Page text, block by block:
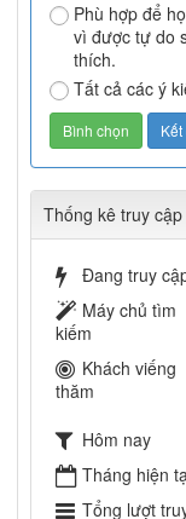
Phù hợp để
vì được tự do
thích.
Tất cả các ý
Thống kê truy cập
Đang truy
Máy chủ tìm
kiếm
Khách viếng
thăm
Hôm nay
Tháng hiện
Tổng lượt